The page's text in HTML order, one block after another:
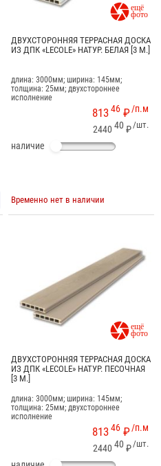

ДВУХСТОРОННЯЯ ТЕРРАСНАЯ ДОСКА
ИЗ ДПК «LECOLE» НАТУР. БЕЛАЯ [3 М.]
длина: 3000мм; ширина: 145мм;
толщина: 25мм; двухстороннее
исполнение
/п.м
81346 ₽
/шт.
2440 40 ₽
наличие
Временно нет в наличии

ДВУХСТОРОННЯЯ ТЕРРАСНАЯ ДОСКА
ИЗ ДПК «LECOLE» НАТУР. ПЕСОЧНАЯ
[3 М.]
длина: 3000мм; ширина: 145мм;
толщина: 25мм; двухстороннее
исполнение
/п.м
81346 ₽
/шт.
2440 40 ₽